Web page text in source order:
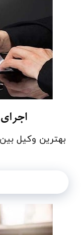
بهترین وکیل بین